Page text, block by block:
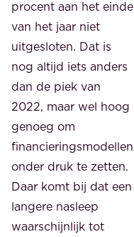
procent aan het einde
van het jaar niet
uitgesloten. Dat is
nog altijd iets anders
dan de piek van
2022, maar wel hoog
genoeg om
financieringsmodellen
onder druk te zetten.
Daar komt bij dat een
langere nasleep
waarschijnlijk tot